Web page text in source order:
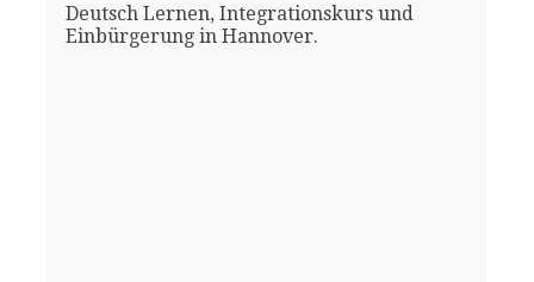
Deutsch Lernen, Integrationskurs und
Einbürgerung in Hannover.